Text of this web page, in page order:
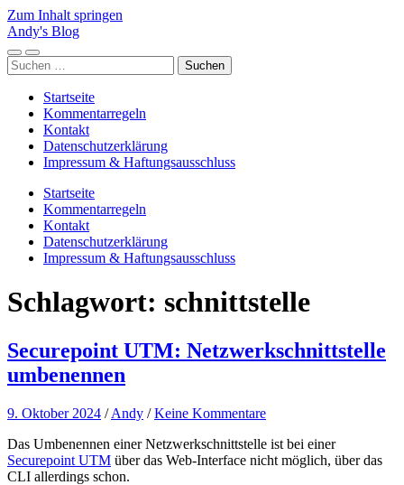
Zum Inhalt springen
Andy's Blog
Mobile-
Menü
Suchfeld
ein-/ausblenden
Suchen
nach:
Startseite
Kommentarregeln
Kontakt
Datenschutzerklärung
Impressum & Haftungsausschluss
Startseite
Kommentarregeln
Kontakt
Datenschutzerklärung
Impressum & Haftungsausschluss
Schlagwort: schnittstelle
Securepoint UTM: Netzwerkschnittstelle
umbenennen
9. Oktober 2024 /Andy /Keine Kommentare
Das Umbenennen einer Netzwerkschnittstelle ist bei einer
Securepoint UTM über das Web-Interface nicht möglich, über das
CLI allerdings schon.